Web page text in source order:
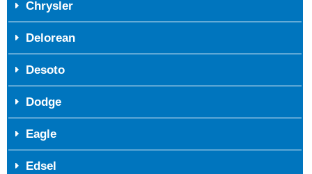
Chrysler
Delorean
Desoto
Dodge
Eagle
Edsel